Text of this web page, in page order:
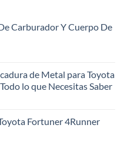
Carburador Y Cuerpo De
de Metal para Toyota
lo que Necesitas Saber
Fortuner 4Runner